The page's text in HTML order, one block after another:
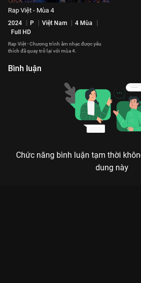
Rap Việt - Mùa 4
2024 P Việt Nam
4 Mùa
Full HD
Rap Việt - Chương trình âm nhạc được yêu
thích đã quay trở lại với mùa 4.
Bình luận
Chức năng bình luận tạm thời
dung này